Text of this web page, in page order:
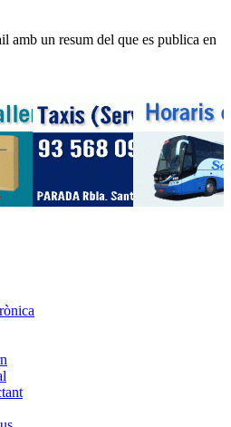
amb un resum del que es publica en